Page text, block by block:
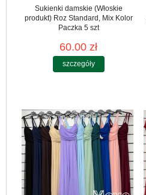
Sukienki damskie (Włoskie
produkt) Roz Standard, Mix Kolor
Paczka 5 szt
60.00 zł
szczegóły